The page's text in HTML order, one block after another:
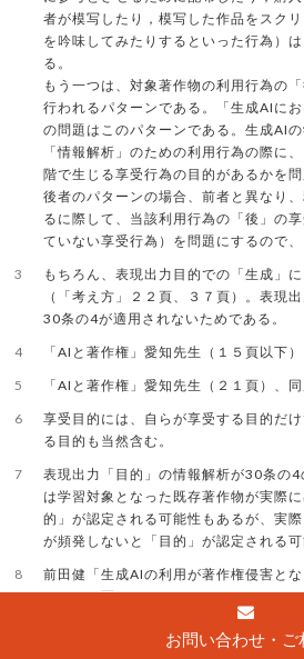
者が模写したり，模写した作品をスク
を吟味してみたりするといった行為）
る。
もう一つは、対象著作物の利用行為の
行われるパターンである。「生成AIに
の問題はこのパターンである。生成AI
「情報解析」のための利用行為の際に
階で生じる享受行為の目的があるかを問
後者のパターンの場合、前者と異なり
るに際して、当該利用行為の「後」の
ていない享受行為）を問題にするので
3
もちろん、表現出力目的での「生成」
（「考え方」２２頁、３７頁）。表現
30条の4が適用されないためである。
4
「AIと著作権」愛知先生（１５頁以下）
5
「AIと著作権」愛知先生（２１頁）、
6
享受目的には、自らが享受する目的だ
る目的も当然含む。
7
表現出力「目的」の情報解析が30条の
は学習対象となった既存著作物が実際
的」が認定される可能性もあるが、実
が頻発しないと「目的」が認定される
8
前田健「生成AIの利用が著作権侵害と
３・２９頁）
前田健「生成AIの利用が著作権侵害と
３・２９頁）は「享受目的の有無が、
お問い合わせ・ご